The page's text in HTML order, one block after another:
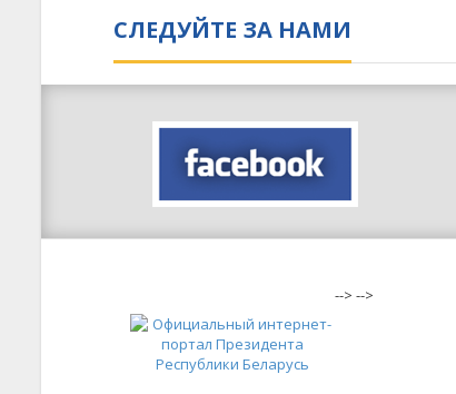
СЛЕДУЙТЕ ЗА НАМИ
--> -->